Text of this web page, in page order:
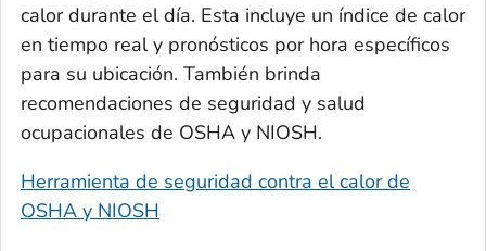
calor durante el día. Esta incluye un índice de calor
en tiempo real y pronósticos por hora específicos
para su ubicación. También brinda
recomendaciones de seguridad y salud
ocupacionales de OSHA y NIOSH.
Herramienta de seguridad contra el calor de
OSHA y NIOSH